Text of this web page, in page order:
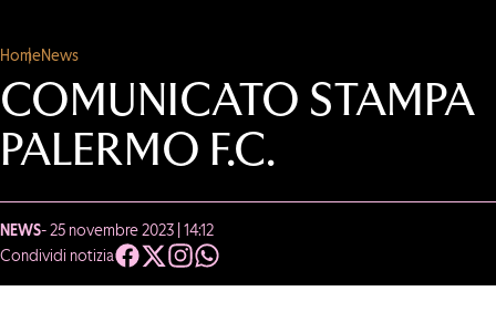
HomeNews
COMUNICATO STAMPA
PALERMO F.C.
NEWS- 25 novembre 2023 | 14:12
Condividi notizia